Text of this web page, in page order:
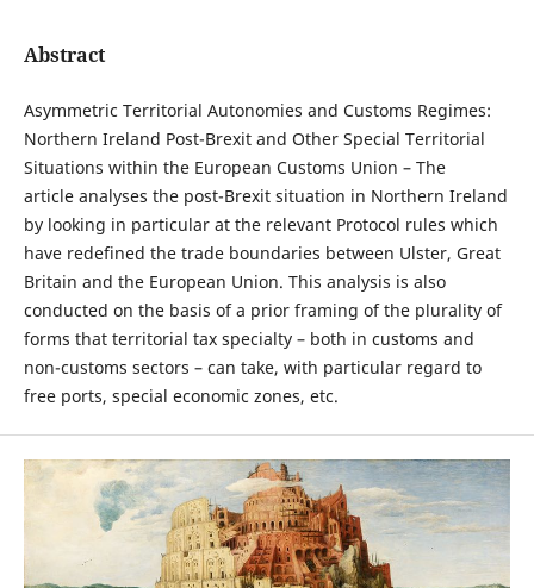
Abstract
Asymmetric Territorial Autonomies and Customs Regimes:
Northern Ireland Post-Brexit and Other Special Territorial
Situations within the European Customs Union – The
article analyses the post-Brexit situation in Northern Ireland
by looking in particular at the relevant Protocol rules which
have redefined the trade boundaries between Ulster, Great
Britain and the European Union. This analysis is also
conducted on the basis of a prior framing of the plurality of
forms that territorial tax specialty – both in customs and
non-customs sectors – can take, with particular regard to
free ports, special economic zones, etc.